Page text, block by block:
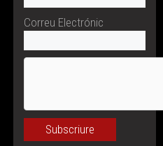
Correu Electrónic